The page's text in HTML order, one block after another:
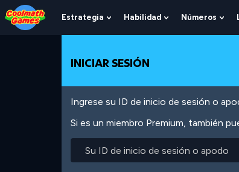
Skip
to
Top
Skip
to
Navigation
Skip
to
Main
Skip
to
Footer
Pasar
al
contenido
Estrategia
Show
Submenu
Estrategia
Habilidad
Show
Submenu
Números
INICIAR SESIÓN
Ingrese su ID de inicio de sesión o
Si es un miembro Premium, también